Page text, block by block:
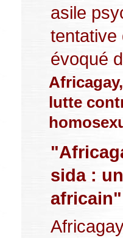
asile
tentative
évoqué
lutte
sida :
africain"